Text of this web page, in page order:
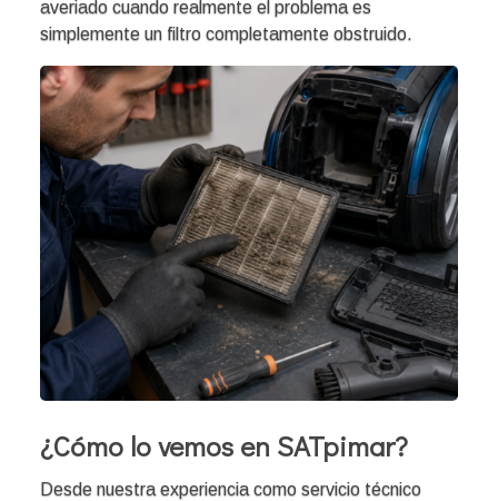
averiado cuando realmente el problema es
simplemente un filtro completamente obstruido.
¿Cómo lo vemos en SATpimar?
Desde nuestra experiencia como servicio técnico